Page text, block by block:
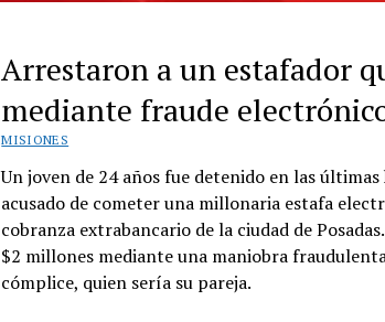
Arrestaron a un estafador
mediante fraude
MISIONES
Un joven de 24 años fue detenido en las
acusado de cometer una millonaria estafa
cobranza extrabancario de la ciudad de
$2 millones mediante una maniobra
cómplice, quien sería su pareja.